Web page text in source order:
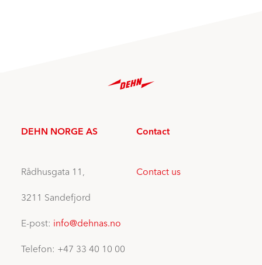
DEHN NORGE AS
Rådhusgata 11,
3211 Sandefjord
E-post: info@dehnas.no
Telefon: +47 33 40 10 00
Contact
Contact us